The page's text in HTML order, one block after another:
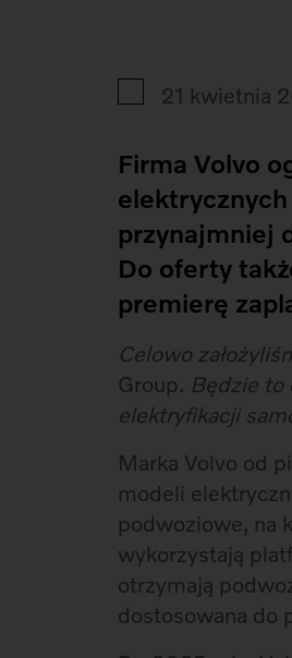
21 kwietnia
Firma Volvo
elektrycznych
przynajmniej
Do oferty
premierę
Celowo
Group. Będzie to
elektryfikacji
Marka Volvo od
modeli
podwoziowe, na
wykorzystają
otrzymają
dostosowana do